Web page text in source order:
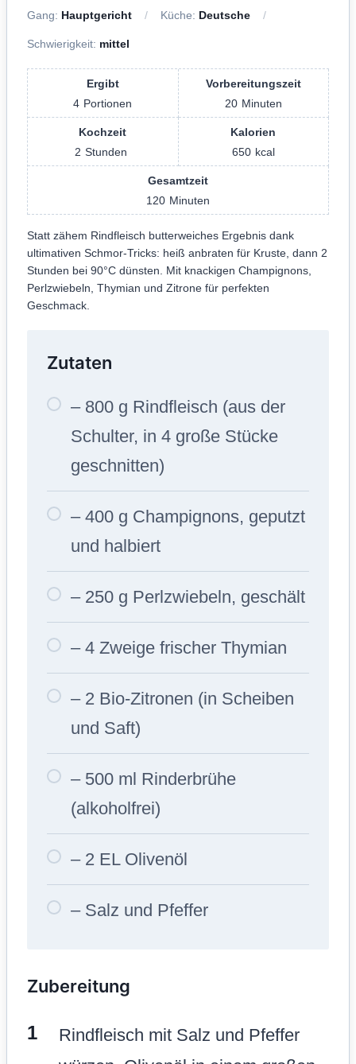
Gang: Hauptgericht Küche: Deutsche
Schwierigkeit: mittel
Ergibt
4 Portionen
Vorbereitungszeit
20 Minuten
Kochzeit
2 Stunden
Kalorien
650 kcal
Gesamtzeit
120 Minuten
Statt zähem Rindfleisch butterweiches Ergebnis dank
ultimativen Schmor-Tricks: heiß anbraten für Kruste, dann 2
Stunden bei 90°C dünsten. Mit knackigen Champignons,
Perlzwiebeln, Thymian und Zitrone für perfekten
Geschmack.
Zutaten
– 800 g Rindfleisch (aus der
Schulter, in 4 große Stücke
geschnitten)
– 400 g Champignons, geputzt
und halbiert
– 250 g Perlzwiebeln, geschält
– 4 Zweige frischer Thymian
– 2 Bio-Zitronen (in Scheiben
und Saft)
– 500 ml Rinderbrühe
(alkoholfrei)
– 2 EL Olivenöl
– Salz und Pfeffer
Zubereitung
Rindfleisch mit Salz und Pfeffer